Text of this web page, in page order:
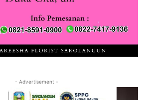
- Advertisement -